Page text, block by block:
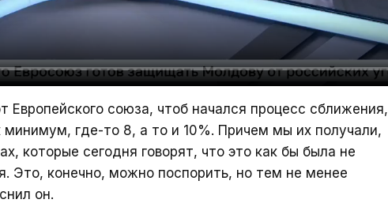
Европейского союза, чтоб начался процесс сближения,
где-то 8, а то и 10%. Причем мы их получали,
которые сегодня говорят, что это как бы была не
Это, конечно, можно поспорить, но тем не менее
он.